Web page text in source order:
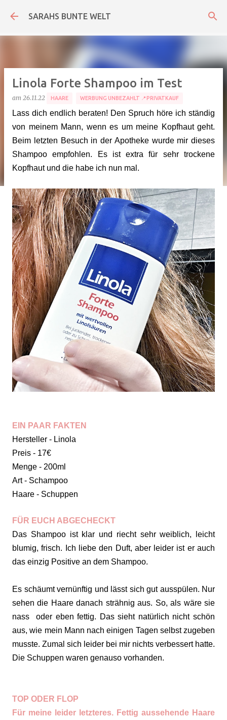
Direkt zum Hauptbereich
SARAHS BUNTE WELT
Linola Forte Shampoo im Test
am 26.11.22 HAARE WERBUNG UNBEZAHLT 📍PRIVATKAUF
Lass dich endlich beraten! Den Spruch höre ich ständig
von meinem Mann, wenn es um meine Kopfhaut geht.
Beim letzten Besuch in der Apotheke wurde mir dieses
Shampoo empfohlen. Es ist extra für sehr trockene
Kopfhaut und die habe ich nun mal.
EIN PAAR FAKTEN
Hersteller - Linola
Preis - 17€
Menge - 200ml
Art - Schampoo
Haare - Schuppen
FÜR EUCH ABGECHECKT
Das Shampoo ist klar und riecht sehr weiblich, leicht
blumig, frisch. Ich liebe den Duft, aber leider ist er auch
das einzig Positive an dem Shampoo.
Es schäumt vernünftig und lässt sich gut ausspülen. Nur
sehen die Haare danach strähnig aus. So, als wäre sie
nass oder eben fettig. Das sieht natürlich nicht schön
aus, wie mein Mann nach einigen Tagen selbst zugeben
musste. Zumal sich leider bei mir nichts verbessert hatte.
Die Schuppen waren genauso vorhanden.
TOP ODER FLOP
Für meine leider letzteres. Fettig aussehende Haare